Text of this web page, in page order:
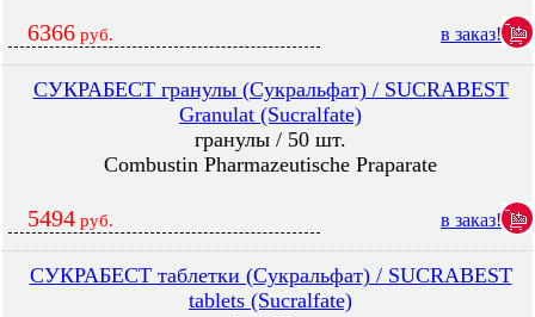
6366 руб. в заказ!
СУКРАБЕСТ гранулы (Сукральфат) / SUCRABEST
Granulat (Sucralfate)
гранулы / 50 шт.
Combustin Pharmazeutische Praparate
5494 руб. в заказ!
СУКРАБЕСТ таблетки (Сукральфат) / SUCRABEST
tablets (Sucralfate)